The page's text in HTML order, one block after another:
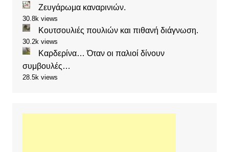
Ζευγάρωμα καναρινιών.
30.8k views
Κουτσουλιές πουλιών και πιθανή διάγνωση.
30.2k views
Καρδερίνα… Όταν οι παλιοί δίνουν
συμβουλές…
28.5k views